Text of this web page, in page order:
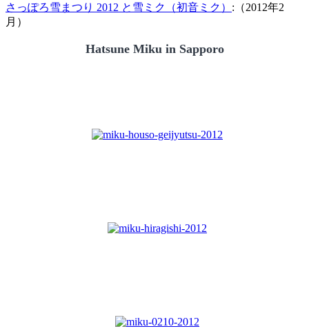
さっぽろ雪まつり 2012 と雪ミク（初音ミク） :（2012年2
月）
Hatsune Miku in Sapporo